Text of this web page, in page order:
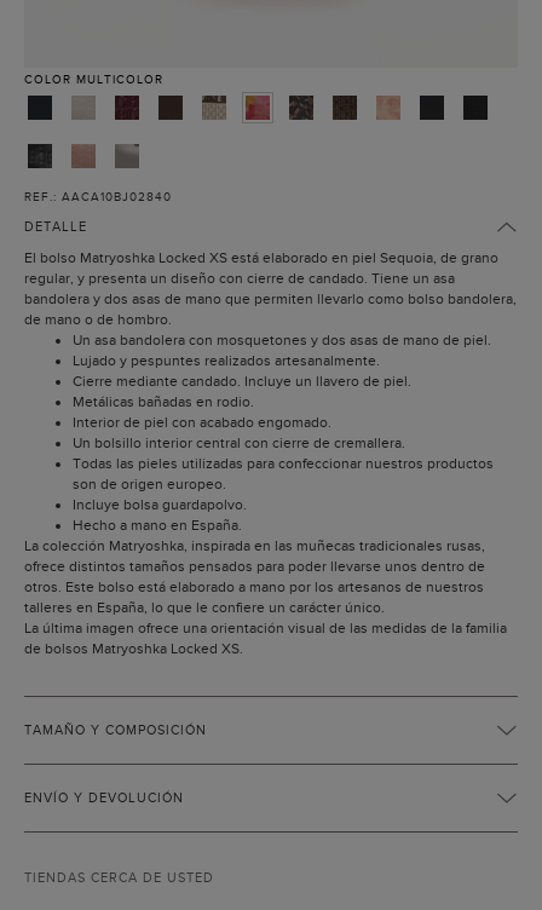
COLOR MULTICOLOR
REF.: AACA10BJ02840
DETALLE
El bolso Matryoshka Locked XS está elaborado en piel Sequoia, de grano
regular, y presenta un diseño con cierre de candado. Tiene un asa
bandolera y dos asas de mano que permiten llevarlo como bolso bandolera,
de mano o de hombro.
Un asa bandolera con mosquetones y dos asas de mano de piel.
Lujado y pespuntes realizados artesanalmente.
Cierre mediante candado. Incluye un llavero de piel.
Metálicas bañadas en rodio.
Interior de piel con acabado engomado.
Un bolsillo interior central con cierre de cremallera.
Todas las pieles utilizadas para confeccionar nuestros productos
son de origen europeo.
Incluye bolsa guardapolvo.
Hecho a mano en España.
La colección Matryoshka, inspirada en las muñecas tradicionales rusas,
ofrece distintos tamaños pensados para poder llevarse unos dentro de
otros. Este bolso está elaborado a mano por los artesanos de nuestros
talleres en España, lo que le confiere un carácter único.
La última imagen ofrece una orientación visual de las medidas de la familia
de bolsos Matryoshka Locked XS.
TAMAÑO Y COMPOSICIÓN
ENVÍO Y DEVOLUCIÓN
TIENDAS CERCA DE USTED